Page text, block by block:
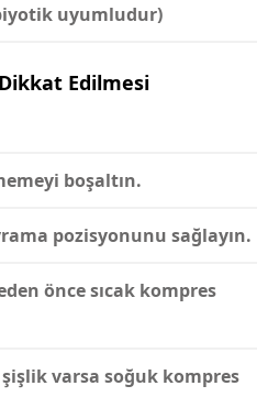
uyumludur)
Edilmesi
boşaltın.
pozisyonunu sağlayın.
öncesıcak kompres
varsa soğuk kompres